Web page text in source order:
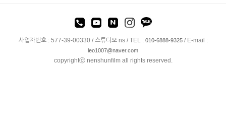
사업자번호 : 577-39-00330 / 스튜디오 ns / TEL : 010-6888-9325/ E-mail :
leo1007@naver.com
copyrightⓒ nenshunfilm all rights reserved.